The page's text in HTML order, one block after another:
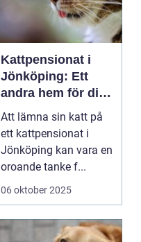
Kattpensionat i
Jönköping: Ett
andra hem för din
katt
Att lämna sin katt på
ett kattpensionat i
Jönköping kan vara en
oroande tanke f...
06 oktober 2025